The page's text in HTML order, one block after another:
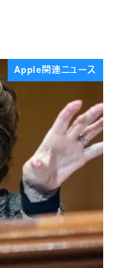
Apple関連ニュース